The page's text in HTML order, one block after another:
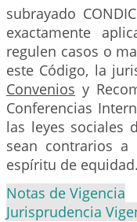
subrayado
exactamente
regulen casos o
este Código, la
Convenios y
Conferencias
las leyes sociales
sean contrarios
espíritu de equidad.
Notas de Vigencia
Jurisprudencia